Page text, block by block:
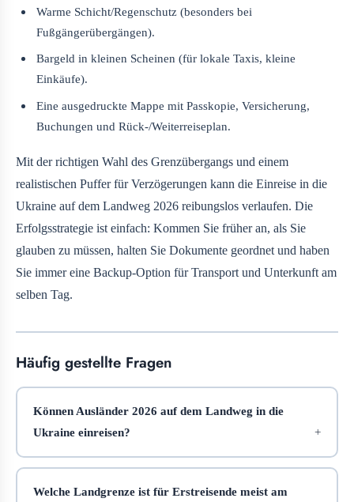
Warme Schicht/Regenschutz (besonders bei
Fußgängerübergängen).
Bargeld in kleinen Scheinen (für lokale Taxis, kleine
Einkäufe).
Eine ausgedruckte Mappe mit Passkopie, Versicherung,
Buchungen und Rück-/Weiterreiseplan.
Mit der richtigen Wahl des Grenzübergangs und einem
realistischen Puffer für Verzögerungen kann die Einreise in die
Ukraine auf dem Landweg 2026 reibungslos verlaufen. Die
Erfolgsstrategie ist einfach: Kommen Sie früher an, als Sie
glauben zu müssen, halten Sie Dokumente geordnet und haben
Sie immer eine Backup-Option für Transport und Unterkunft am
selben Tag.
Häufig gestellte Fragen
Können Ausländer 2026 auf dem Landweg in die
Ukraine einreisen?
Welche Landgrenze ist für Erstreisende meist am